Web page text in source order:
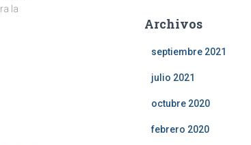
la
Archivos
septiembre 2021
julio 2021
octubre 2020
febrero 2020